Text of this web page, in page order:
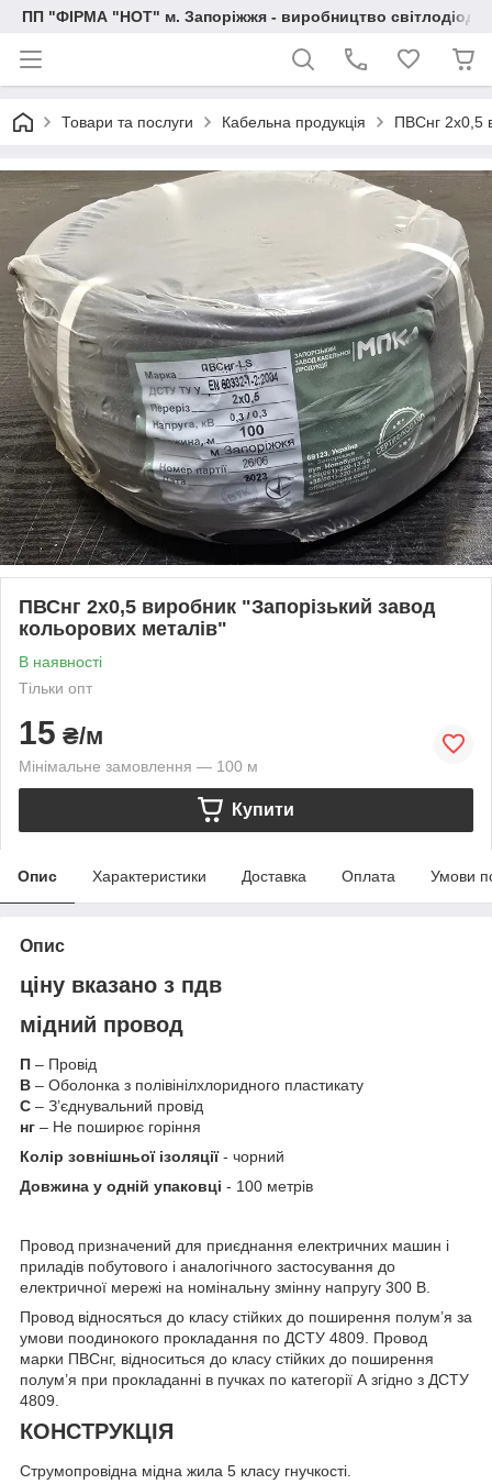
ПП "ФІРМА "НОТ" м. Запоріжжя - виробництво
Товари та послуги Кабельна продукція ПВСнг 2х0,5
ПВСнг 2х0,5 виробник "Запорізький завод
кольорових металів"
В наявності
Тільки опт
15 ₴/м
Мінімальне замовлення — 100 м
Купити
Опис Характеристики Доставка Оплата Умови
Опис
ціну вказано з пдв
мідний провод
П – Провід
В – Оболонка з полівінілхлоридного пластикату
С – З’єднувальний провід
нг – Не поширює горіння
Колір зовнішньої ізоляції- чорний
Довжина у одній упаковці - 100 метрів
Провод призначений для приєднання електричних машин і
приладів побутового і аналогічного застосування до
електричної мережі на номінальну змінну напругу 300 В.
Провод відносяться до класу стійких до поширення полум’я за
умови поодинокого прокладання по ДСТУ 4809. Провод
марки ПВСнг, відноситься до класу стійких до поширення
полум’я при прокладанні в пучках по категорії А згідно з ДСТУ
4809.
КОНСТРУКЦІЯ
Струмопровідна мідна жила 5 класу гнучкості.